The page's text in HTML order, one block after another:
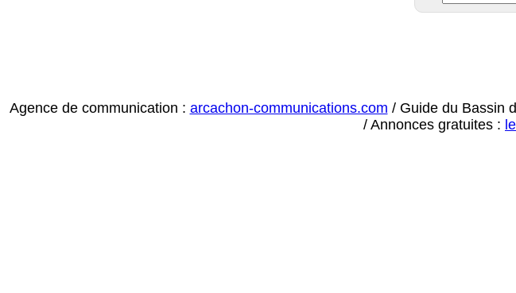
Agence de communication : arcachon-communications.com / Guide du Bassin
/ Annonces gratuites :